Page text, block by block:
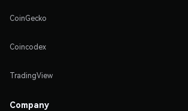
CoinGecko
Coincodex
TradingView
Company